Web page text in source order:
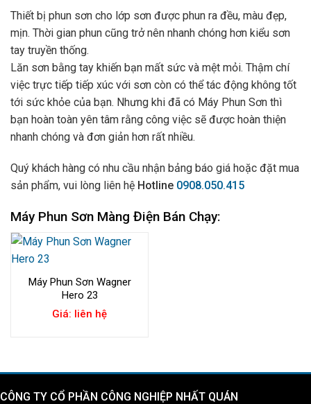
Thiết bị phun sơn cho lớp sơn được phun ra đều, màu đẹp,
mịn. Thời gian phun cũng trở nên nhanh chóng hơn kiểu sơn
tay truyền thống.
Lăn sơn bằng tay khiến bạn mất sức và mệt mỏi. Thậm chí
việc trực tiếp tiếp xúc với sơn còn có thể tác động không tốt
tới sức khỏe của bạn. Nhưng khi đã có Máy Phun Sơn thì
bạn hoàn toàn yên tâm rằng công việc sẽ được hoàn thiện
nhanh chóng và đơn giản hơn rất nhiều.
Quý khách hàng có nhu cầu nhận bảng báo giá hoặc đặt mua
sản phẩm, vui lòng liên hệ Hotline 0908.050.415
Máy Phun Sơn Màng Điện Bán Chạy:
Máy Phun Sơn Wagner
Hero 23
Giá: liên hệ
CÔNG TY CỔ PHẦN CÔNG NGHIỆP NHẤT QUÁN